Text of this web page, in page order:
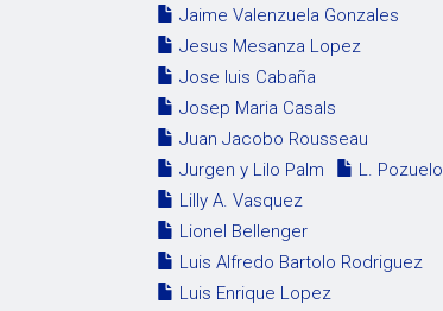
Jaime Valenzuela Gonzales
Jesus Mesanza Lopez
Jose luis Cabaña
Josep Maria Casals
Juan Jacobo Rousseau
Jurgen y Lilo Palm
L. Pozuelo
Lilly A. Vasquez
Lionel Bellenger
Luis Alfredo Bartolo Rodriguez
Luis Enrique Lopez